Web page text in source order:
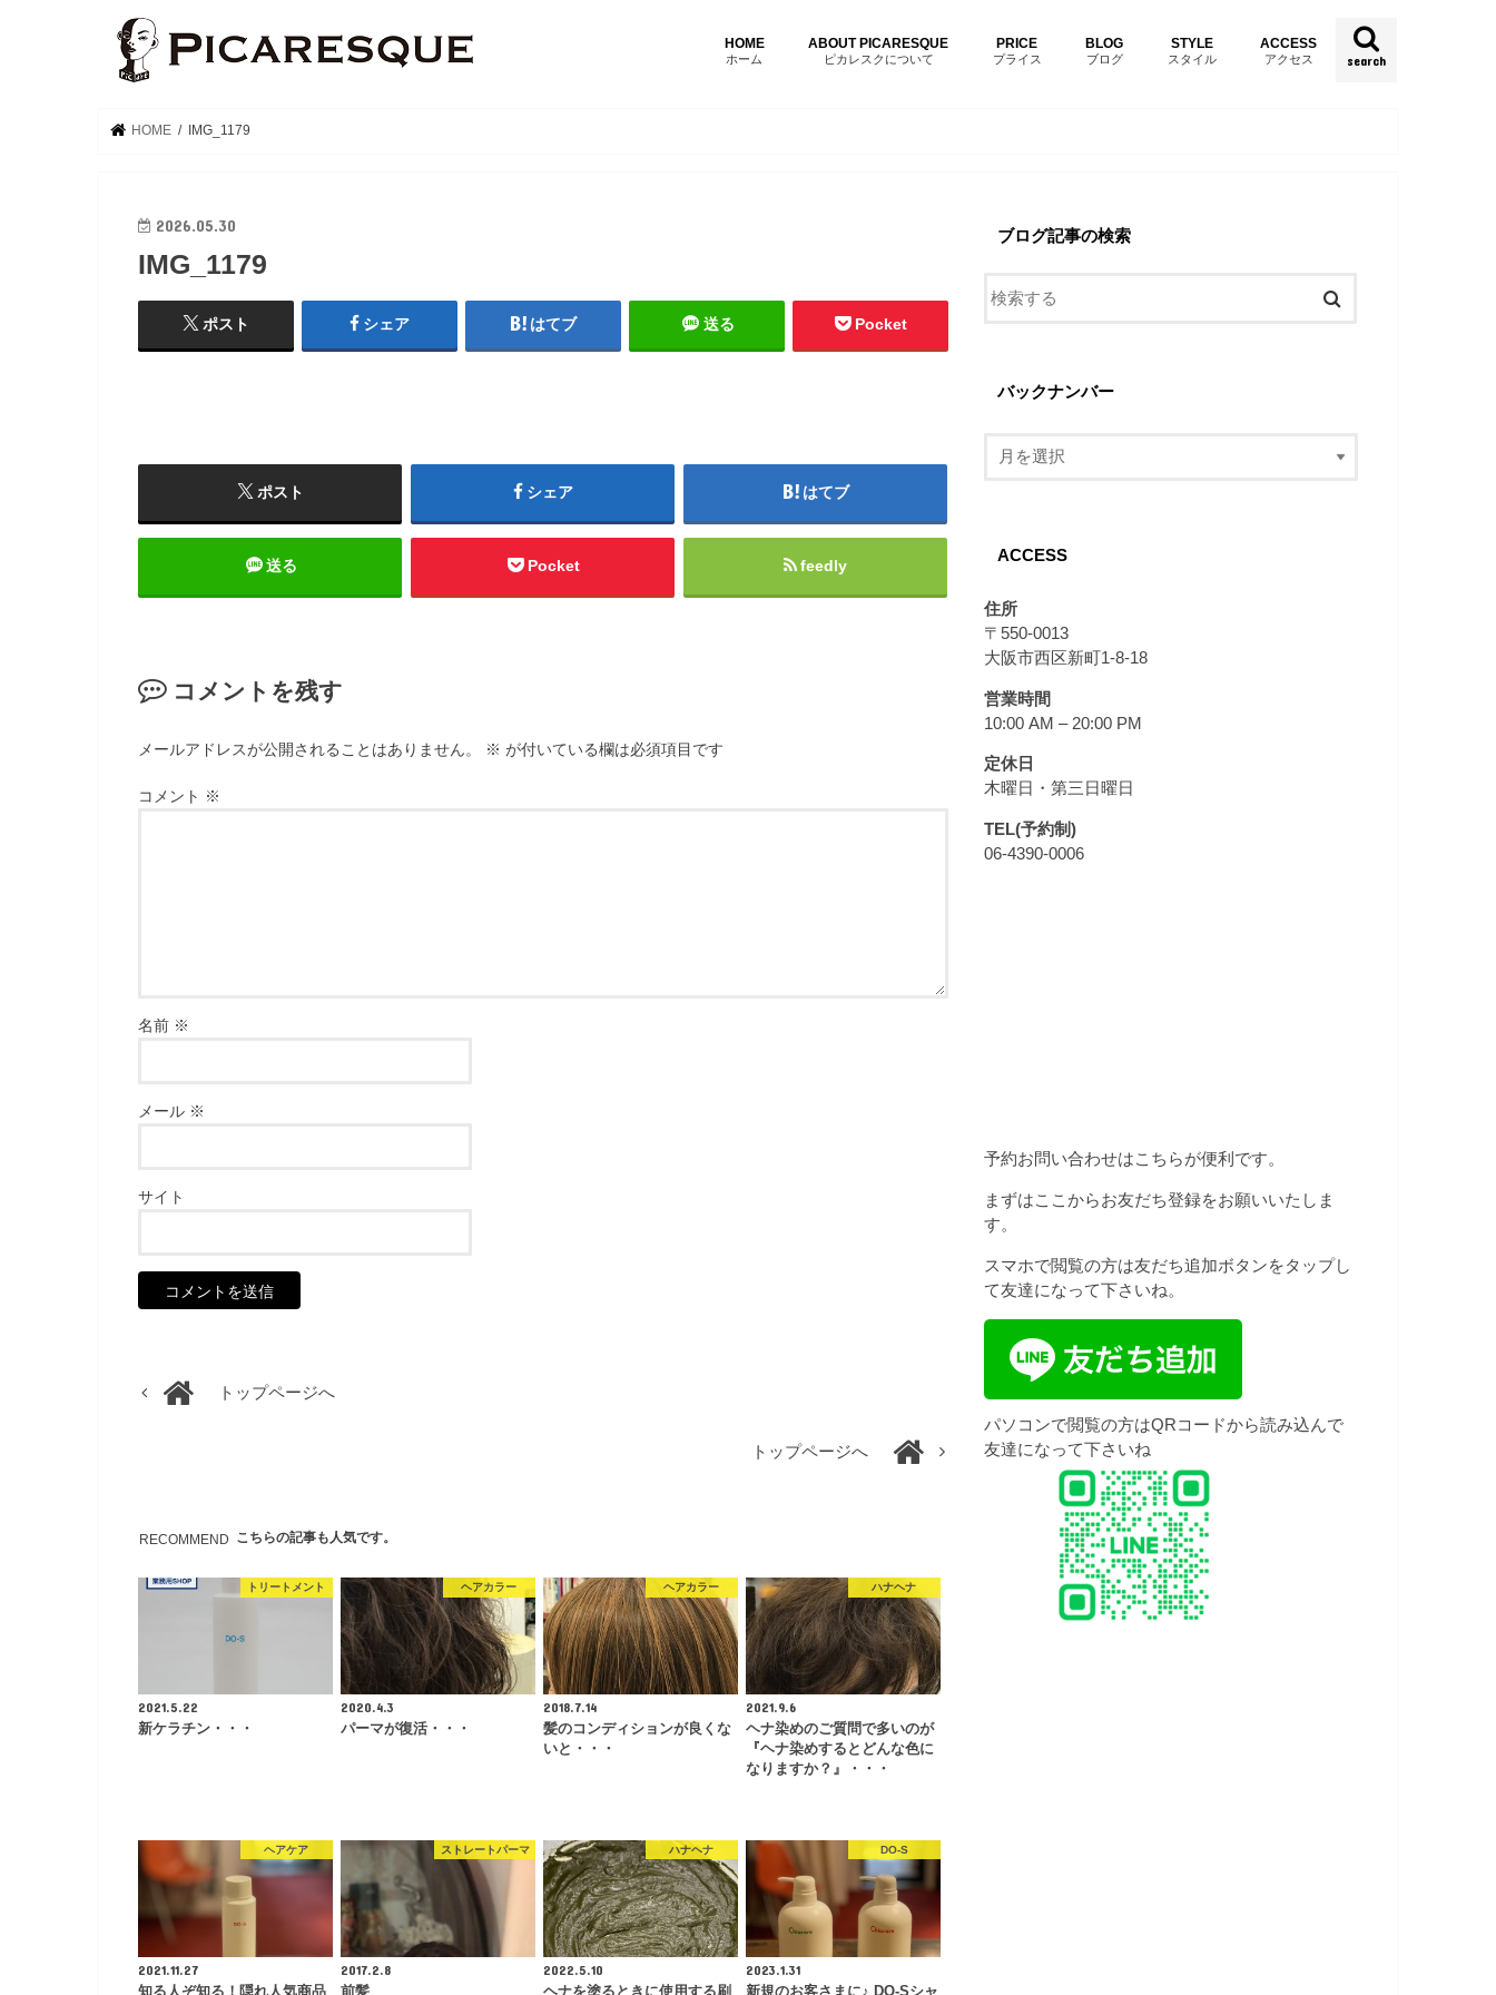
search
HOME
ホーム
ABOUT PICARESQUE
ピカレスクについて
PRICE
プライス
BLOG
ブログ
STYLE
スタイル
ACCESS
アクセス
HOME IMG_1179
2026.05.30
IMG_1179
ポスト シェア はてブ 送る Pocket
ポスト シェア はてブ
送る Pocket feedly
コメントを残す
メールアドレスが公開されることはありません。 ※ が付いている欄は必須項目です
コメント ※
名前 ※
メール ※
サイト
トップページへ
トップページへ
RECOMMEND こちらの記事も人気です。
トリートメント
2021.5.22
新ケラチン・・・
ヘアカラー
2020.4.3
パーマが復活・・・
ヘアカラー
2018.7.14
髪のコンディションが良くな
いと・・・
ハナヘナ
2021.9.6
ヘナ染めのご質問で多いのが
『ヘナ染めするとどんな色に
なりますか？』・・・
ヘアケア
2021.11.27
知る人ぞ知る！隠れ人気商品
ストレートパーマ
2017.2.8
前髪
ハナヘナ
2022.5.10
ヘナを塗るときに使用する刷
DO-S
2023.1.31
新規のお客さまに♪ DO-Sシャ
ブログ記事の検索
バックナンバー
ACCESS
住所
〒550-0013
大阪市西区新町1-8-18
営業時間
10:00 AM – 20:00 PM
定休日
木曜日・第三日曜日
TEL(予約制)
06-4390-0006
予約お問い合わせはこちらが便利です。
まずはここからお友だち登録をお願いいたしま
す。
スマホで閲覧の方は友だち追加ボタンをタップし
て友達になって下さいね。
パソコンで閲覧の方はQRコードから読み込んで
友達になって下さいね